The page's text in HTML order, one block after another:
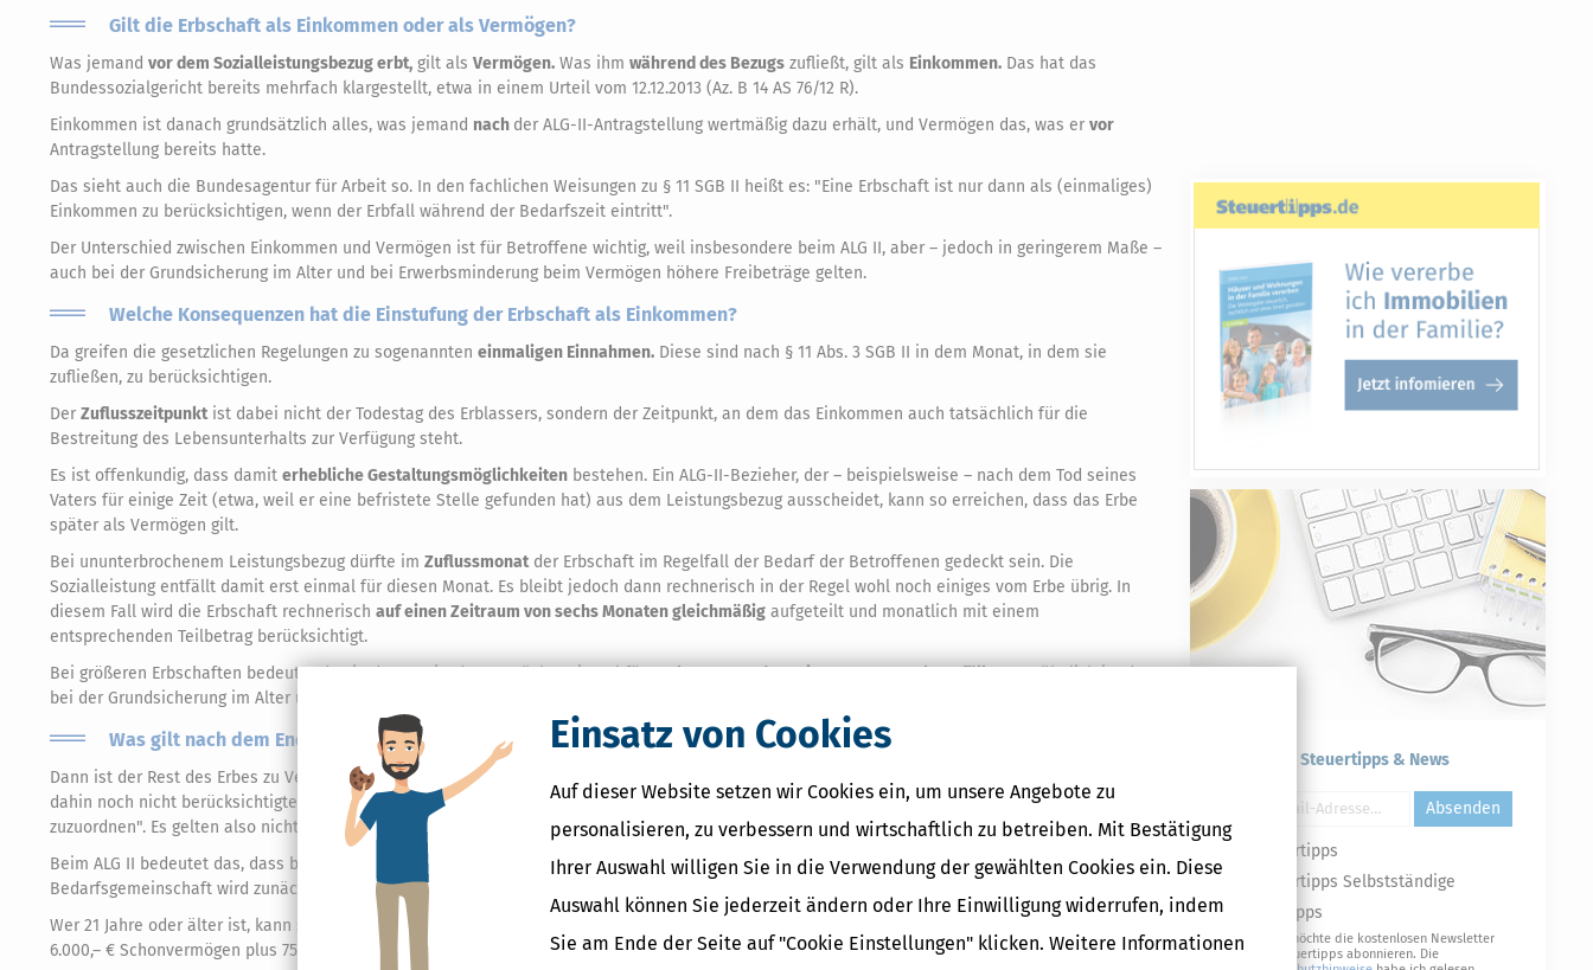
Einsatz von Cookies
Auf dieser Website setzen wir Cookies ein, um unsere Angebote zu
personalisieren, zu verbessern und wirtschaftlich zu betreiben. Mit Bestätigung
Ihrer Auswahl willigen Sie in die Verwendung der gewählten Cookies ein. Diese
Auswahl können Sie jederzeit ändern oder Ihre Einwilligung widerrufen, indem
Sie am Ende der Seite auf "Cookie Einstellungen" klicken. Weitere Informationen
Gilt die Erbschaft als Einkommen oder als Vermögen?
Was jemand vor dem Sozialleistungsbezug erbt, gilt als Vermögen. Was ihm während des Bezugs zufließt, gilt als Einkommen. Das hat das
Bundessozialgericht bereits mehrfach klargestellt, etwa in einem Urteil vom 12.12.2013 (Az. B 14 AS 76/12 R).
Einkommen ist danach grundsätzlich alles, was jemand nach der ALG-II-Antragstellung wertmäßig dazu erhält, und Vermögen das, was er vor
Antragstellung bereits hatte.
Das sieht auch die Bundesagentur für Arbeit so. In den fachlichen Weisungen zu § 11 SGB II heißt es: "Eine Erbschaft ist nur dann als (einmaliges)
Einkommen zu berücksichtigen, wenn der Erbfall während der Bedarfszeit eintritt".
Der Unterschied zwischen Einkommen und Vermögen ist für Betroffene wichtig, weil insbesondere beim ALG II, aber – jedoch in geringerem Maße –
auch bei der Grundsicherung im Alter und bei Erwerbsminderung beim Vermögen höhere Freibeträge gelten.
Welche Konsequenzen hat die Einstufung der Erbschaft als Einkommen?
Da greifen die gesetzlichen Regelungen zu sogenannten einmaligen Einnahmen. Diese sind nach § 11 Abs. 3 SGB II in dem Monat, in dem sie
zufließen, zu berücksichtigen.
Der Zuflusszeitpunktist dabei nicht der Todestag des Erblassers, sondern der Zeitpunkt, an dem das Einkommen auch tatsächlich für die
Bestreitung des Lebensunterhalts zur Verfügung steht.
Es ist offenkundig, dass damit erhebliche Gestaltungsmöglichkeiten bestehen. Ein ALG-II-Bezieher, der – beispielsweise – nach dem Tod seines
Vaters für einige Zeit (etwa, weil er eine befristete Stelle gefunden hat) aus dem Leistungsbezug ausscheidet, kann so erreichen, dass das Erbe
später als Vermögen gilt.
Bei ununterbrochenem Leistungsbezug dürfte im Zuflussmonatder Erbschaft im Regelfall der Bedarf der Betroffenen gedeckt sein. Die
Sozialleistung entfällt damit erst einmal für diesen Monat. Es bleibt jedoch dann rechnerisch in der Regel wohl noch einiges vom Erbe übrig. In
diesem Fall wird die Erbschaft rechnerisch auf einen Zeitraum von sechs Monaten gleichmäßig aufgeteilt und monatlich mit einem
entsprechenden Teilbetrag berücksichtigt.
Bei größeren Erbschaften bedeutet das in der Praxis, dass zunächst einmal fürsechs Monate der Leistungsanspruch entfällt.Ganz ähnlich ist das
bei der Grundsicherung im Alter und bei Erwerbsminderung geregelt (§ 82 Abs. 7 SGB XII).
Was gilt nach dem Ende des Sechs-Monats-Zeitraums?
Dann ist der Rest des Erbes zu Vermögengeronnen.
Auch dazu ein Zitat aus den Weisungen der Bundesagentur für Arbeit zu § 11 SGB II: "Der bis
dahin noch nicht berücksichtigte Teil der einmaligen Einnahme ist somit bei einer erneuten Beantragung von SGB-II-Leistungen dem Vermögen
zuzuordnen". Es gelten also nicht mehr die Einkommensregeln, sondern die großzügigeren Vermögensregeln.
Beim ALG II bedeutet das, dass beträchtliche
Freibeträge
gelten, mindestens in Höhe von 150,– € pro Lebensjahr. Allen Personen einer
Bedarfsgemeinschaft wird zunächst einmal ein altersunabhängiger Freibetrag von 750,– € für
Wer 21 Jahre oder älter ist, kann seinen Grundfreibetrag nach der Methode Alter in Jahren × 150,– € ausrechnen. Einem 40-Jährigen stehen damit
6.000,– € Schonvermögen plus 750,– € für notwendige Anschaffungen zu. Mit einem Barvermögen von 6.750,– € kann er damit ALG II erhalten.
Kostenlose Steuertipps & News
Absenden
Steuertipps
Steuertipps Selbstständige
Geldtipps
Ja, ich möchte die kostenlosen Newsletter
von Steuertipps abonnieren. Die